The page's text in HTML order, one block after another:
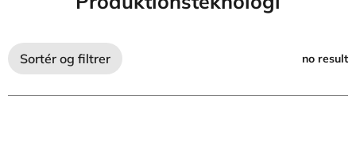
Sortér og filtrer no result